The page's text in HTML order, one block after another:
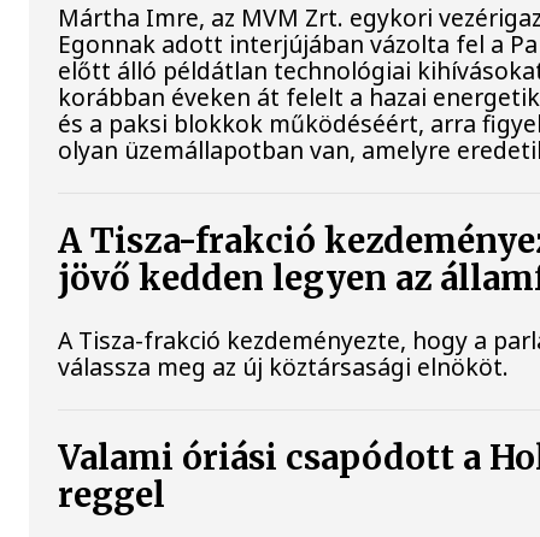
Mártha Imre, az MVM Zrt. egykori
Egonnak adott interjújában vázolta fel a
előtt álló példátlan technológiai
korábban éveken át felelt a hazai
és a paksi blokkok működéséért, arra
olyan üzemállapotban van, amelyre
A Tisza-frakció
jövő kedden legyen az
A Tisza-frakció kezdeményezte, hogy a
válassza meg az új köztársasági elnököt.
Valami óriási csapódott a
reggel